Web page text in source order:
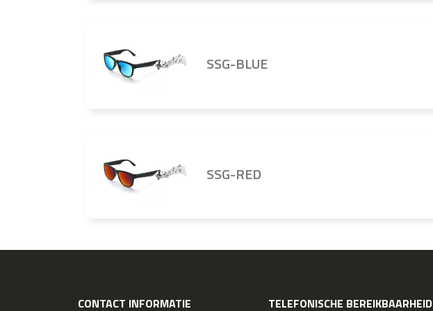
SSG-BLUE
SSG-RED
CONTACT INFORMATIE TELEFONISCHE BEREIKBAARHEID